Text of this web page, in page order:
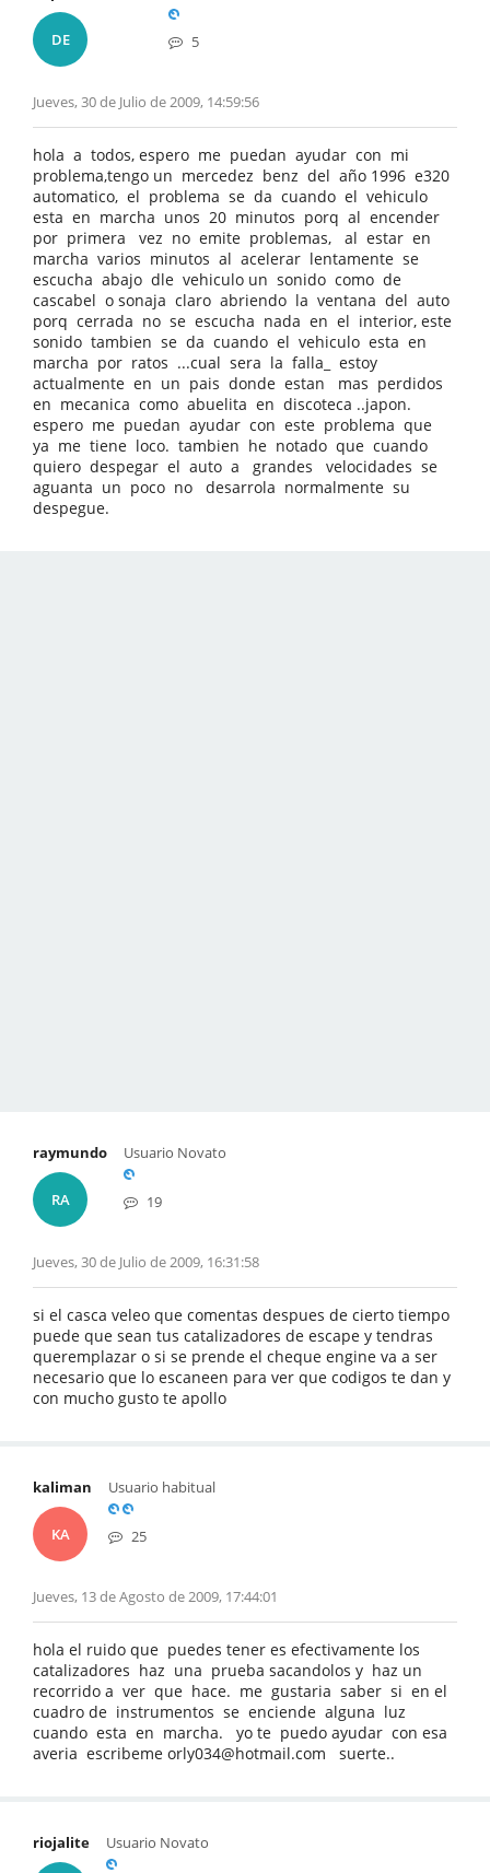
DE 5
Jueves, 30 de Julio de 2009, 14:59:56
hola a todos, espero me puedan ayudar con mi
problema,tengo un mercedez benz del año 1996 e320
automatico, el problema se da cuando el vehiculo
esta en marcha unos 20 minutos porq al encender
por primera vez no emite problemas, al estar en
marcha varios minutos al acelerar lentamente se
escucha abajo dle vehiculo un sonido como de
cascabel o sonaja claro abriendo la ventana del auto
porq cerrada no se escucha nada en el interior, este
sonido tambien se da cuando el vehiculo esta en
marcha por ratos ...cual sera la falla_ estoy
actualmente en un pais donde estan mas perdidos
en mecanica como abuelita en discoteca ..japon.
espero me puedan ayudar con este problema que
ya me tiene loco. tambien he notado que cuando
quiero despegar el auto a grandes velocidades se
aguanta un poco no desarrola normalmente su
despegue.
raymundo
RA
Usuario Novato
19
Jueves, 30 de Julio de 2009, 16:31:58
si el casca veleo que comentas despues de cierto tiempo
puede que sean tus catalizadores de escape y tendras
queremplazar o si se prende el cheque engine va a ser
necesario que lo escaneen para ver que codigos te dan y
con mucho gusto te apollo
kaliman
KA
Usuario habitual
25
Jueves, 13 de Agosto de 2009, 17:44:01
hola el ruido que puedes tener es efectivamente los
catalizadores haz una prueba sacandolos y haz un
recorrido a ver que hace. me gustaria saber si en el
cuadro de instrumentos se enciende alguna luz
cuando esta en marcha. yo te puedo ayudar con esa
averia escribeme orly034@hotmail.com suerte..
riojalite Usuario Novato